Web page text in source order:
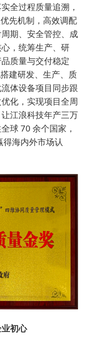
全过程质量追溯，
先机制，高效调配
期、安全管控、成
，统筹生产、研
质量与交付稳定
建研发、生产、质
体设备项目同步跟
化，实现项目全周
江浪科技年产三万
球 70 余个国家，
海内外市场认
初心